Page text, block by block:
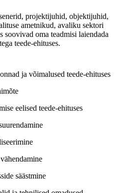
projektijuhid, objektijuhid,
ametnikud, avaliku sektori
soovivad oma teadmisi laiendada
teede-ehituses.
ja võimalused teede-ehituses
eelised teede-ehituses
säästmine